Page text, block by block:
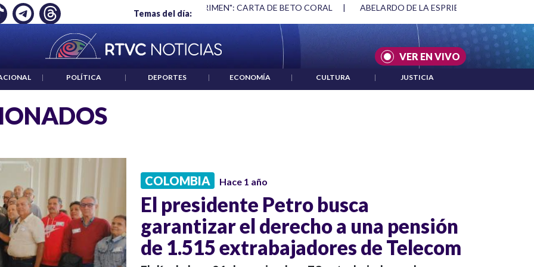
Temas del día:
EMPLEO: JP MORGAN "HABLAR NO ES UN CRIMEN": CARTA DE BETO CORAL | ABELARDO DE LA ESPRIELLA Y DMG
VER EN VIVO
| POLÍTICA | DEPORTES | ECONOMÍA | CULTURA | JUSTICIA
COLOMBIA Hace 1 año
El presidente Petro busca
garantizar el derecho a una pensión
de 1.515 extrabajadores de Telecom